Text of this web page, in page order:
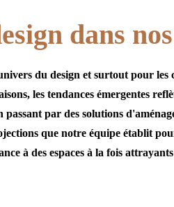
dans
du design et surtout pour
les tendances émergentes
passant par des solutions
que notre équipe établit
à des espaces à la fois